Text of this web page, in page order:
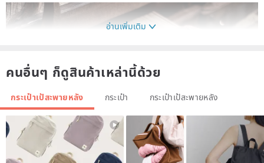
อ่านเพิ่มเติม
คนอื่นๆ ก็ดูสินค้าเหล่านี้ด้วย
กระเป๋าเป้สะพายหลัง กระเป๋า กระเป๋าเป้สะพายหลัง